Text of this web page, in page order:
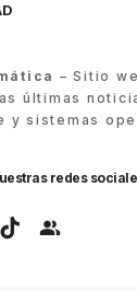
– Sitio
últimas
y sistemas
redes